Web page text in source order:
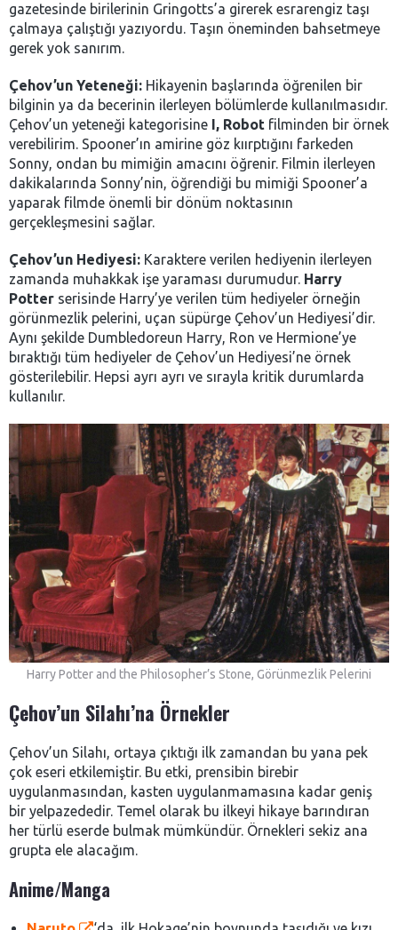
gazetesinde birilerinin Gringotts’a girerek esrarengiz taşı
çalmaya çalıştığı yazıyordu. Taşın öneminden bahsetmeye
gerek yok sanırım.
Çehov’un Yeteneği: Hikayenin başlarında öğrenilen bir
bilginin ya da becerinin ilerleyen bölümlerde kullanılmasıdır.
Çehov’un yeteneği kategorisine I, Robot filminden bir örnek
verebilirim. Spooner’ın amirine göz kıırptığını farkeden
Sonny, ondan bu mimiğin amacını öğrenir. Filmin ilerleyen
dakikalarında Sonny’nin, öğrendiği bu mimiği Spooner’a
yaparak filmde önemli bir dönüm noktasının
gerçekleşmesini sağlar.
Çehov’un Hediyesi: Karaktere verilen hediyenin ilerleyen
zamanda muhakkak işe yaraması durumudur. Harry
Potter serisinde Harry’ye verilen tüm hediyeler örneğin
görünmezlik pelerini, uçan süpürge Çehov’un Hediyesi’dir.
Aynı şekilde Dumbledoreun Harry, Ron ve Hermione’ye
bıraktığı tüm hediyeler de Çehov’un Hediyesi’ne örnek
gösterilebilir. Hepsi ayrı ayrı ve sırayla kritik durumlarda
kullanılır.
Harry Potter and the Philosopher’s Stone, Görünmezlik Pelerini
Çehov’un Silahı’na Örnekler
Çehov’un Silahı, ortaya çıktığı ilk zamandan bu yana pek
çok eseri etkilemiştir. Bu etki, prensibin birebir
uygulanmasından, kasten uygulanmamasına kadar geniş
bir yelpazededir. Temel olarak bu ilkeyi hikaye barındıran
her türlü eserde bulmak mümkündür. Örnekleri sekiz ana
grupta ele alacağım.
Anime/Manga